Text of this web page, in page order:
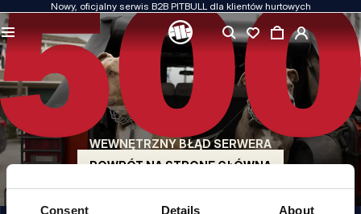
Consent Details About
Nowy, oficjalny serwis B2B PITBULL dla klientów hurtowych
WEWNĘTRZNY BŁĄD SERWERA
POWRÓT NA STRONĘ GŁÓWNĄ
JAKOŚĆ TO DLA NAS PRIORYTET
Naszą odzież produkujemy z pasją. Nie idziemy na kompromis w kwestiach
wytrzymałości, długowieczności materiałów i dbałości o detal.
US ORIGIN
Nasze korzenie sięgają San Diego z początku lat 90-tych XX wieku. Nasz styl jest
surowy, autentyczny i bezkompromisowy.
MARKA Z CHARAKTEREM
Nasze kolekcje wybierają sportowcy, fighterzy i uparci indywidualiści.
INFORMACJE